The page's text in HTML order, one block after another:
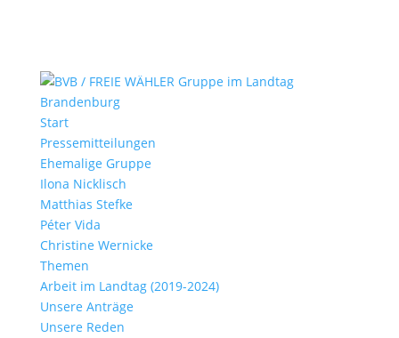
Start
Pressemitteilungen
Ehemalige Gruppe
Ilona Nicklisch
Matthias Stefke
Péter Vida
Christine Wernicke
Themen
Arbeit im Landtag (2019-2024)
Unsere Anträge
Unsere Reden